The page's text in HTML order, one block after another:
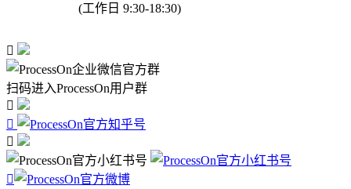
(工作日 9:30-18:30)

扫码进入ProcessOn用户群



